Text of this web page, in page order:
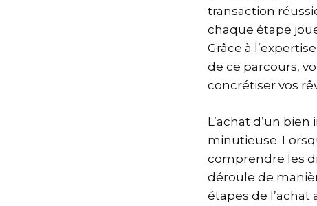
transaction
chaque étape
Grâce à
de ce parcours,
concrétiser vos
L’achat d’un
minutieuse.
comprendre les
déroule de
étapes de